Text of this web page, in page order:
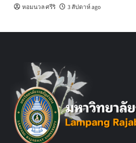
หอมนวล ศรีริ 3 สัปดาห์ ago